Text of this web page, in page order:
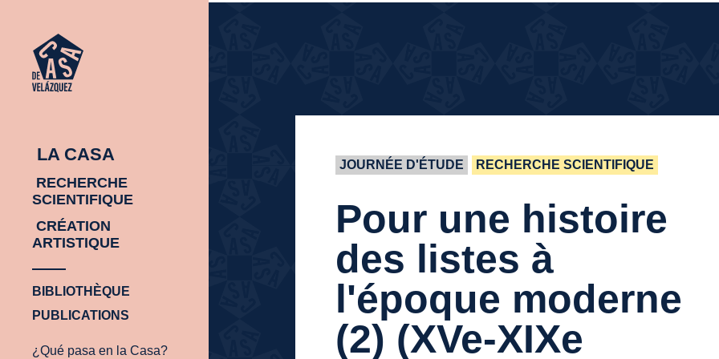
LA CASA
RECHERCHE
SCIENTIFIQUE
CRÉATION
ARTISTIQUE
BIBLIOTHÈQUE
PUBLICATIONS
¿Qué pasa en la Casa?
JOURNÉE D'ÉTUDE RECHERCHE SCIENTIFIQUE
Pour une histoire
des listes à
l'époque moderne
(2) (XVe-XIXe